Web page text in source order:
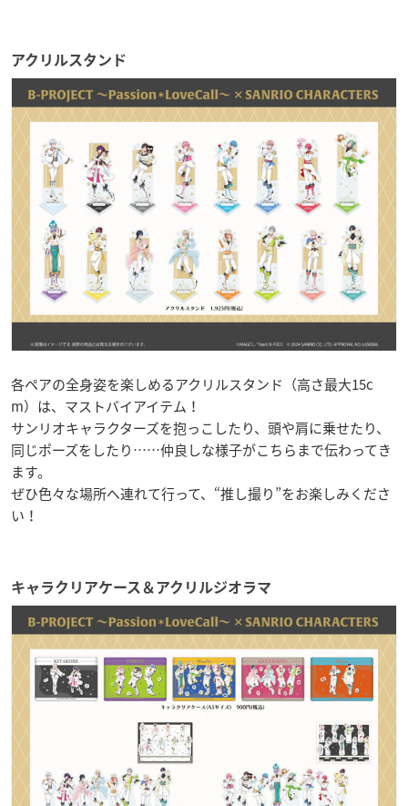
アクリルスタンド
各ペアの全身姿を楽しめるアクリルスタンド（高さ最大15c
m）は、マストバイアイテム！
サンリオキャラクターズを抱っこしたり、頭や肩に乗せたり、
同じポーズをしたり……仲良しな様子がこちらまで伝わってき
ます。
ぜひ色々な場所へ連れて行って、“推し撮り”をお楽しみくださ
い！
キャラクリアケース＆アクリルジオラマ